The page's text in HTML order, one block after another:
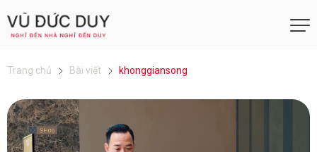
Trang chủ Bài viết khonggiansong